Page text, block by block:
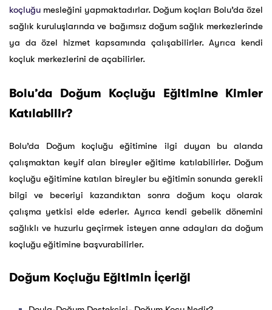
koçluğu mesleğini yapmaktadırlar. Doğum koçları Bolu’da özel
sağlık kuruluşlarında ve bağımsız doğum sağlık merkezlerinde
ya da özel hizmet kapsamında çalışabilirler. Ayrıca kendi
koçluk merkezlerini de açabilirler.
Bolu’da Doğum Koçluğu Eğitimine Kimler
Katılabilir?
Bolu’da Doğum koçluğu eğitimine ilgi duyan bu alanda
çalışmaktan keyif alan bireyler eğitime katılabilirler. Doğum
koçluğu eğitimine katılan bireyler bu eğitimin sonunda gerekli
bilgi ve beceriyi kazandıktan sonra doğum koçu olarak
çalışma yetkisi elde ederler. Ayrıca kendi gebelik dönemini
sağlıklı ve huzurlu geçirmek isteyen anne adayları da doğum
koçluğu eğitimine başvurabilirler.
Doğum Koçluğu Eğitimin İçeriği